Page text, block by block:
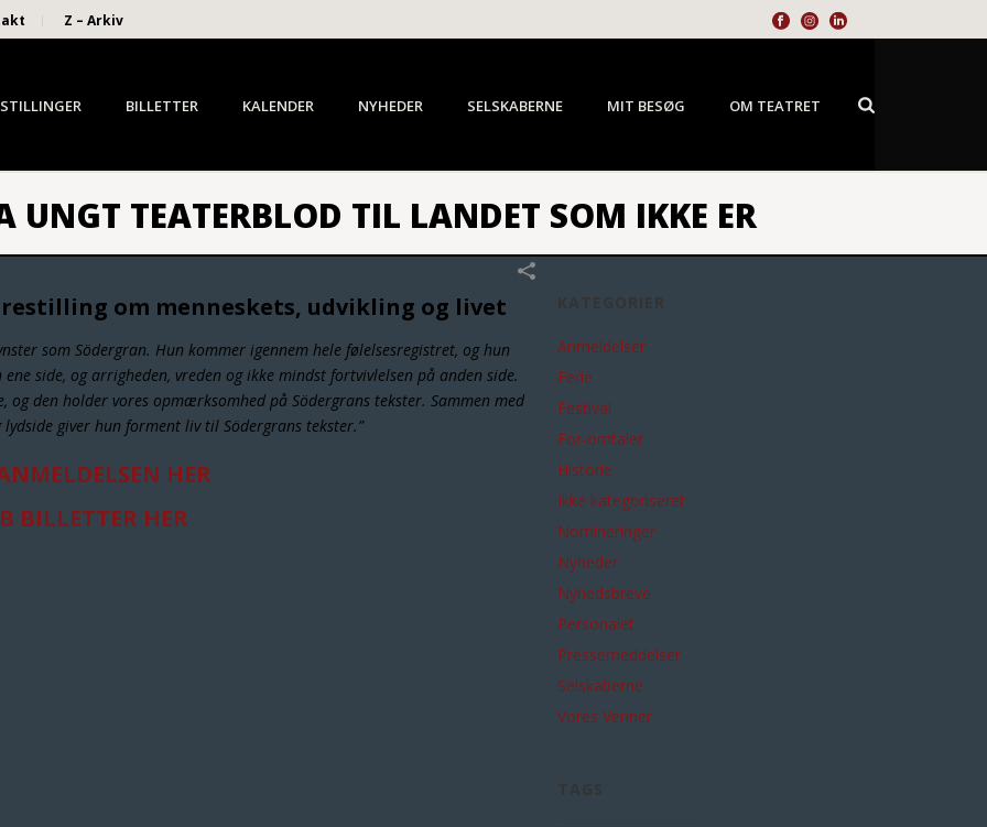
Z – Arkiv
BILLETTER KALENDER NYHEDER SELSKABERNE MIT BESØG OM TEATRET
UNGT TEATERBLOD TIL LANDET SOM IKKE ER
om menneskets, udvikling og livet
som Södergran. Hun kommer igennem hele følelsesregistret, og hun
side, og arrigheden, vreden og ikke mindst fortvivlelsen på anden side.
den holder vores opmærksomhed på Södergrans tekster. Sammen med
giver hun forment liv til Södergrans tekster.”
HER
BILLETTER HER
Anmeldelser
Ferie
Festival
For-omtaler
Historie
Ikke kategoriseret
Nomineringer
Nyheder
Nyhedsbreve
Personalet
Pressemeddelser
Selskaberne
Vores Venner